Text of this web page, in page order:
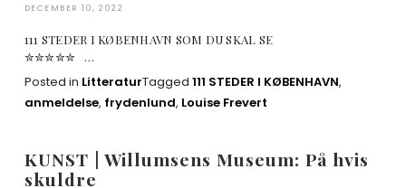
DECEMBER 10, 2022
111 STEDER I KØBENHAVN SOM DU SKAL SE
✮✮✮✮✮ …
Posted in LitteraturTagged 111 STEDER I KØBENHAVN,
anmeldelse, frydenlund, Louise Frevert
KUNST | Willumsens Museum: På hvis
skuldre